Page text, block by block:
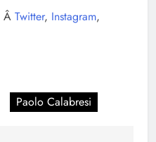
Â Twitter, Instagram,
Paolo Calabresi